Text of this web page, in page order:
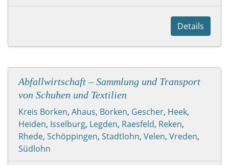
Details
Abfallwirtschaft – Sammlung und Transport
von Schuhen und Textilien
Kreis Borken, Ahaus, Borken, Gescher, Heek,
Heiden, Isselburg, Legden, Raesfeld, Reken,
Rhede, Schöppingen, Stadtlohn, Velen, Vreden,
Südlohn